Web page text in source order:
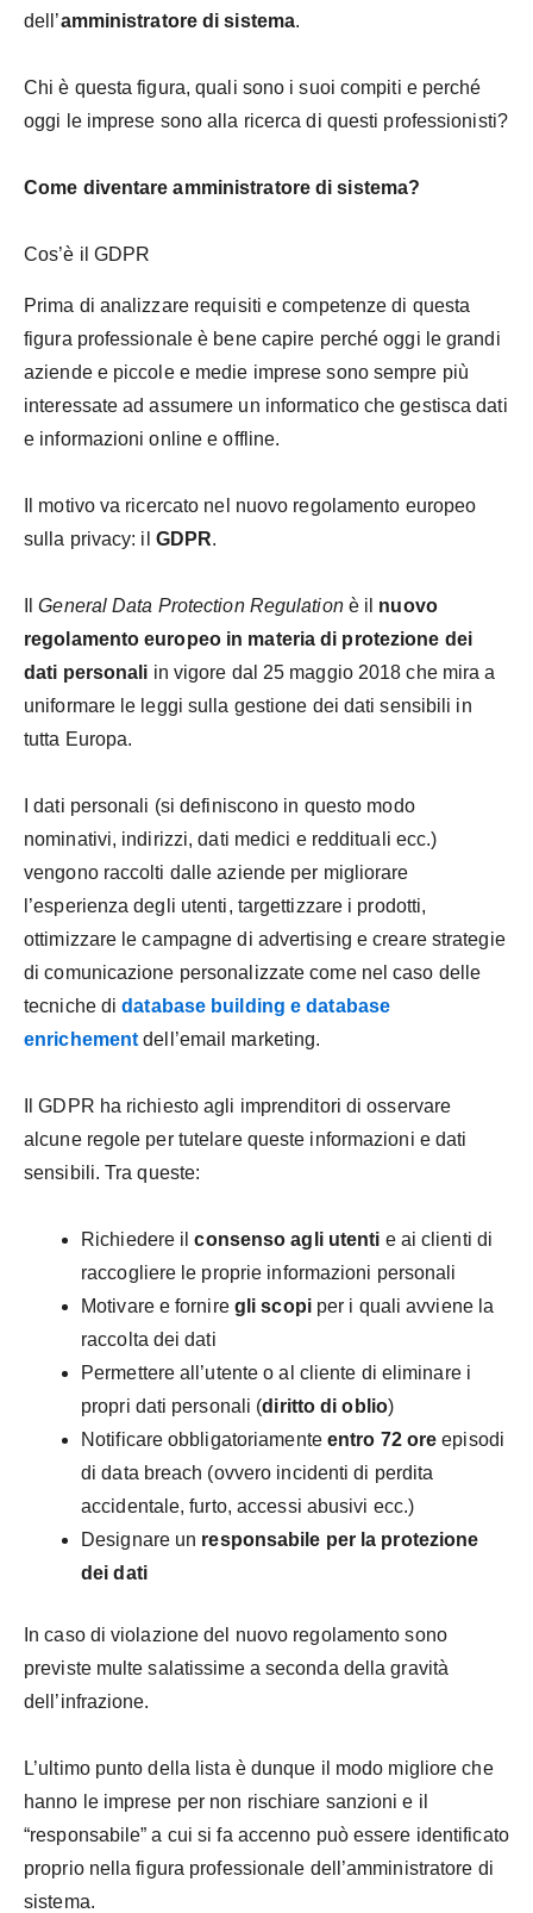
dell’amministratore di sistema.
Chi è questa figura, quali sono i suoi compiti e perché
oggi le imprese sono alla ricerca di questi professionisti?
Come diventare amministratore di sistema?
Cos’è il GDPR
Prima di analizzare requisiti e competenze di questa
figura professionale è bene capire perché oggi le grandi
aziende e piccole e medie imprese sono sempre più
interessate ad assumere un informatico che gestisca dati
e informazioni online e offline.
Il motivo va ricercato nel nuovo regolamento europeo
sulla privacy: il GDPR.
IlGeneral Data Protection Regulationè il nuovo
regolamento europeo in materia di protezione dei
dati personali in vigore dal 25 maggio 2018 che mira a
uniformare le leggi sulla gestione dei dati sensibili in
tutta Europa.
I dati personali (si definiscono in questo modo
nominativi, indirizzi, dati medici e reddituali ecc.)
vengono raccolti dalle aziende per migliorare
l’esperienza degli utenti, targettizzare i prodotti,
ottimizzare le campagne di advertising e creare strategie
di comunicazione personalizzate come nel caso delle
tecniche didatabase building e database
enrichement dell’email marketing.
Il GDPR ha richiesto agli imprenditori di osservare
alcune regole per tutelare queste informazioni e dati
sensibili. Tra queste:
Richiedere ilconsenso agli utenti e ai clienti di
raccogliere le proprie informazioni personali
Motivare e fornire gli scopiper i quali avviene la
raccolta dei dati
Permettere all’utente o al cliente di eliminare i
propri dati personali (diritto di oblio)
Notificare obbligatoriamente entro 72 ore episodi
di data breach (ovvero incidenti di perdita
accidentale, furto, accessi abusivi ecc.)
Designare un responsabile per la protezione
dei dati
In caso di violazione del nuovo regolamento sono
previste multe salatissime a seconda della gravità
dell’infrazione.
L’ultimo punto della lista è dunque il modo migliore che
hanno le imprese per non rischiare sanzioni e il
“responsabile” a cui si fa accenno può essere identificato
proprio nella figura professionale dell’amministratore di
sistema.